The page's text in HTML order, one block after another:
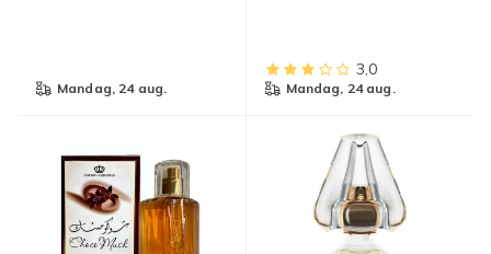
mandag, 24 aug.
3,0
mandag, 24 aug.